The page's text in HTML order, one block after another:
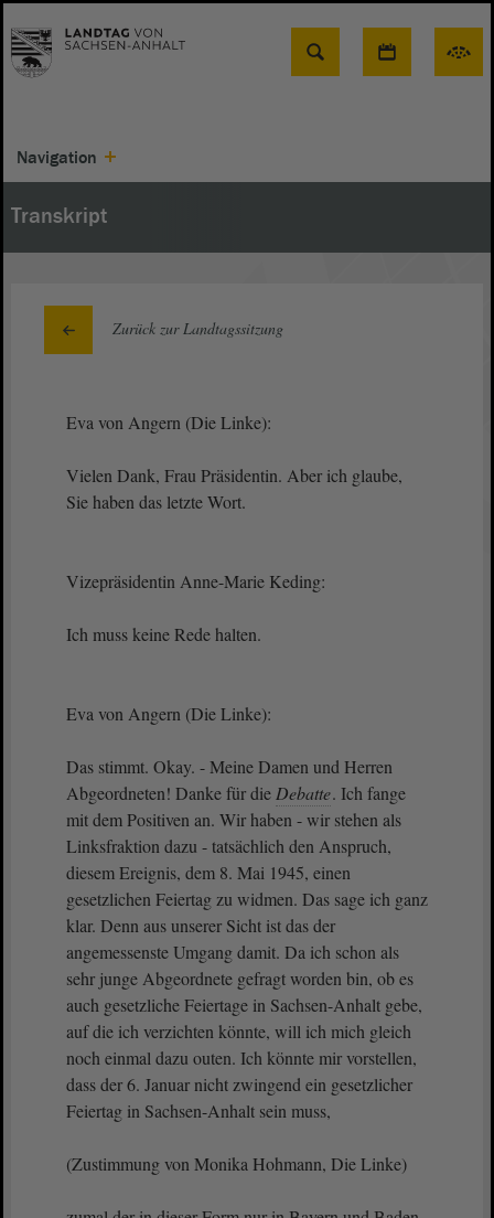
Suche
Navigation
Transkript
Zurück zur Landtagssitzung
Eva von Angern (Die Linke):
Vielen Dank, Frau Präsidentin. Aber ich glaube,
Sie haben das letzte Wort.
Vizepräsidentin Anne-Marie Keding:
Ich muss keine Rede halten.
Eva von Angern (Die Linke):
Das stimmt. Okay. - Meine Damen und Herren
Abgeordneten! Danke für die Debatte. Ich fange
mit dem Positiven an. Wir haben - wir stehen als
Linksfraktion dazu - tatsächlich den Anspruch,
diesem Ereignis, dem 8. Mai 1945, einen
gesetzlichen Feiertag zu widmen. Das sage ich ganz
klar. Denn aus unserer Sicht ist das der
angemessenste Umgang damit. Da ich schon als
sehr junge Abgeordnete gefragt worden bin, ob es
auch gesetzliche Feiertage in Sachsen-Anhalt gebe,
auf die ich verzichten könnte, will ich mich gleich
noch einmal dazu outen. Ich könnte mir vorstellen,
dass der 6. Januar nicht zwingend ein gesetzlicher
Feiertag in Sachsen-Anhalt sein muss,
(Zustimmung von Monika Hohmann, Die Linke)